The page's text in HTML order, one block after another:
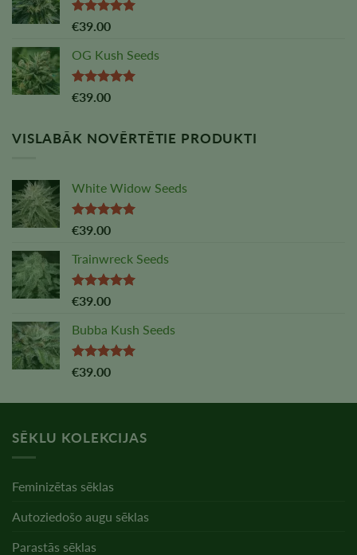
Vērtējums:
€39.00
OG Kush Seeds
Vērtējums:
€39.00
VISLABĀK NOVĒRTĒTIE PRODUKTI
White Widow Seeds
Vērtējums:
€39.00
Trainwreck Seeds
Vērtējums:
€39.00
Bubba Kush Seeds
Vērtējums:
€39.00
SĒKLU KOLEKCIJAS
Feminizētas sēklas
Autoziedošo augu sēklas
Parastās sēklas